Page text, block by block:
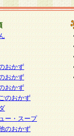
おかず
おかず
おかず
のおかず
ー・スープ
のおかず